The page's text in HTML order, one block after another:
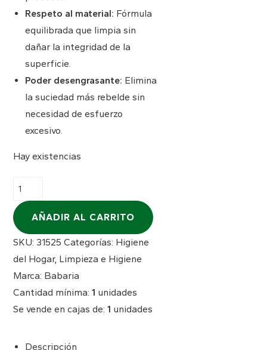
Respeto al material: Fórmula
equilibrada que limpia sin
dañar la integridad de la
superficie.
Poder desengrasante: Elimina
la suciedad más rebelde sin
necesidad de esfuerzo
excesivo.
Hay existencias
Gel
oliva
600ml
cantidad
AÑADIR AL CARRITO
SKU: 31525 Categorías: Higiene
del Hogar, Limpieza e Higiene
Marca: Babaria
Cantidad mínima:1 unidades
Se vende en cajas de:1 unidades
Descripción